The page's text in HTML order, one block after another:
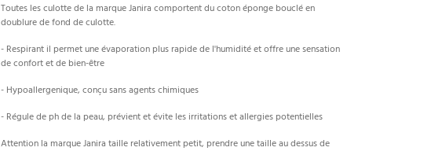
Toutes les culotte de la marque Janira comportent du coton éponge bouclé en
doublure de fond de culotte.
- Respirant il permet une évaporation plus rapide de l'humidité et offre une sensation
de confort et de bien-être
- Hypoallergenique, conçu sans agents chimiques
- Régule de ph de la peau, prévient et évite les irritations et allergies potentielles
Attention la marque Janira taille relativement petit, prendre une taille au dessus de